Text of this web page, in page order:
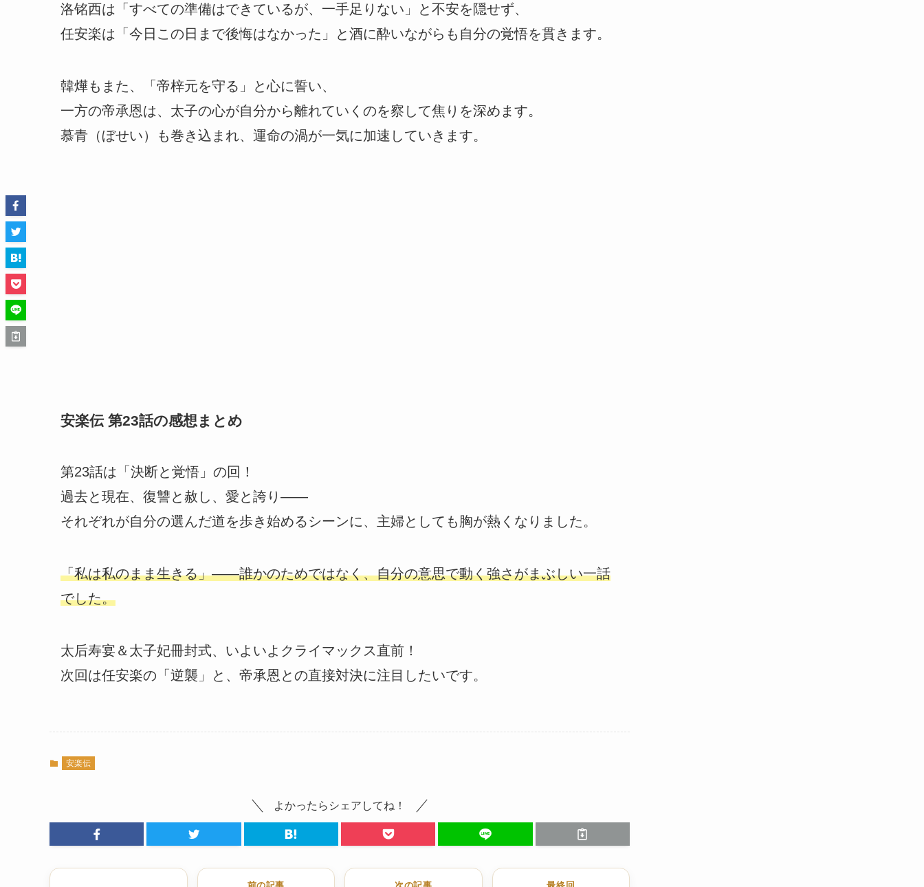
洛铭西は「すべての準備はできているが、一手足りない」と不安を隠せず、
任安楽は「今日この日まで後悔はなかった」と酒に酔いながらも自分の覚悟を貫きます。
韓燁もまた、「帝梓元を守る」と心に誓い、
一方の帝承恩は、太子の心が自分から離れていくのを察して焦りを深めます。
慕青（ぼせい）も巻き込まれ、運命の渦が一気に加速していきます。
安楽伝 第23話の感想まとめ
第23話は「決断と覚悟」の回！
過去と現在、復讐と赦し、愛と誇り――
それぞれが自分の選んだ道を歩き始めるシーンに、主婦としても胸が熱くなりました。
「私は私のまま生きる」――誰かのためではなく、自分の意思で動く強さがまぶしい一話
でした。
太后寿宴＆太子妃冊封式、いよいよクライマックス直前！
次回は任安楽の「逆襲」と、帝承恩との直接対決に注目したいです。
安楽伝
よかったらシェアしてね！